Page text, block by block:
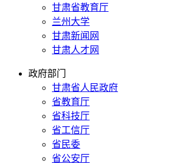
甘肃省教育厅
兰州大学
甘肃新闻网
甘肃人才网
政府部门
甘肃省人民政府
省教育厅
省科技厅
省工信厅
省民委
省公安厅